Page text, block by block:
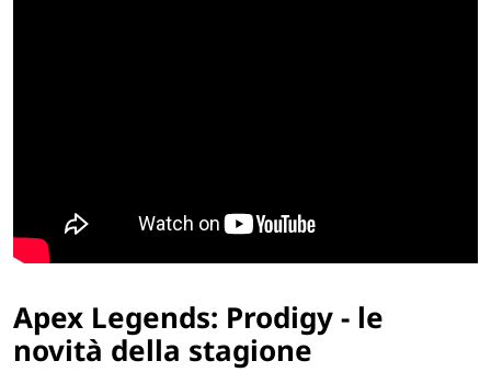
Apex Legends: Prodigy - le
novità della stagione